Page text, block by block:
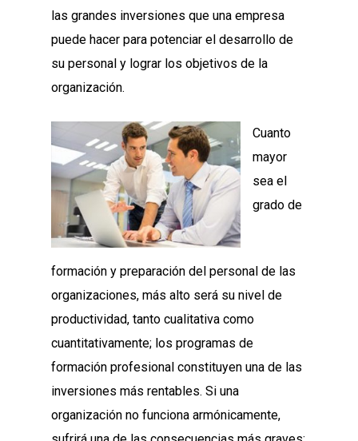
las grandes inversiones que una empresa
puede hacer para potenciar el desarrollo de
su personal y lograr los objetivos de la
organización.
Cuanto
mayor
sea el
grado de
formación y preparación del personal de las
organizaciones, más alto será su nivel de
productividad, tanto cualitativa como
cuantitativamente; los programas de
formación profesional constituyen una de las
inversiones más rentables. Si una
organización no funciona armónicamente,